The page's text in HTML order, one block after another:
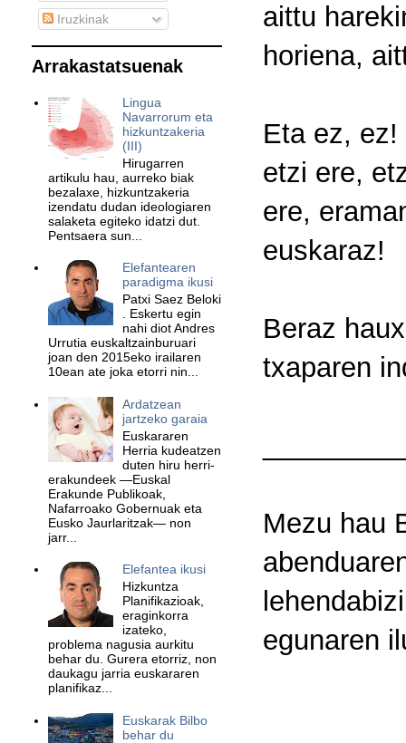
aittu
horiena,
Eta ez,
etzi ere,
ere,
euskaraz!
Beraz
txaparen
Mezu hau
egunaren
Iruzkinak
Arrakastatsuenak
Lingua
Navarrorum eta
hizkuntzakeria
(III)
Hirugarren
artikulu hau, aurreko biak
bezalaxe, hizkuntzakeria
izendatu dudan ideologiaren
salaketa egiteko idatzi dut.
Pentsaera sun...
Elefantearen
paradigma ikusi
Patxi Saez Beloki
. Eskertu egin
nahi diot Andres
Urrutia euskaltzainburuari
joan den 2015eko irailaren
10ean ate joka etorri nin...
Ardatzean
jartzeko garaia
Euskararen
Herria kudeatzen
duten hiru herri-
erakundeek —Euskal
Erakunde Publikoak,
Nafarroako Gobernuak eta
Eusko Jaurlaritzak— non
jarr...
Elefantea ikusi
Hizkuntza
Planifikazioak,
eraginkorra
izateko,
problema nagusia aurkitu
behar du. Gurera etorriz, non
daukagu jarria euskararen
planifikaz...
Euskarak Bilbo
behar du